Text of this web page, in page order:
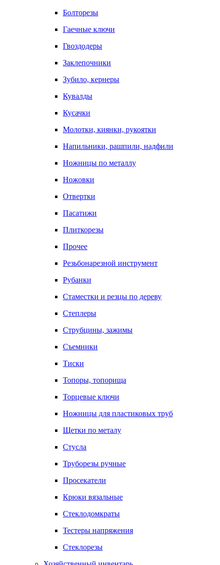
Болторезы
Гаечные ключи
Гвоздодеры
Заклепочники
Зубило, кернеры
Кувалды
Кусачки
Молотки, киянки, рукоятки
Напильники, рашпили, надфили
Ножницы по металлу
Ножовки
Отвертки
Пасатижи
Плиткорезы
Прочее
Резьбонарезной инструмент
Рубанки
Стаместки и резцы по дереву
Степлеры
Струбцины, зажимы
Съемники
Тиски
Топоры, топорища
Торцевые ключи
Ножницы для пластиковых труб
Щетки по металу
Стусла
Труборезы ручные
Просекатели
Крюки вязальные
Стеклодомкраты
Тестеры напряжения
Стеклорезы